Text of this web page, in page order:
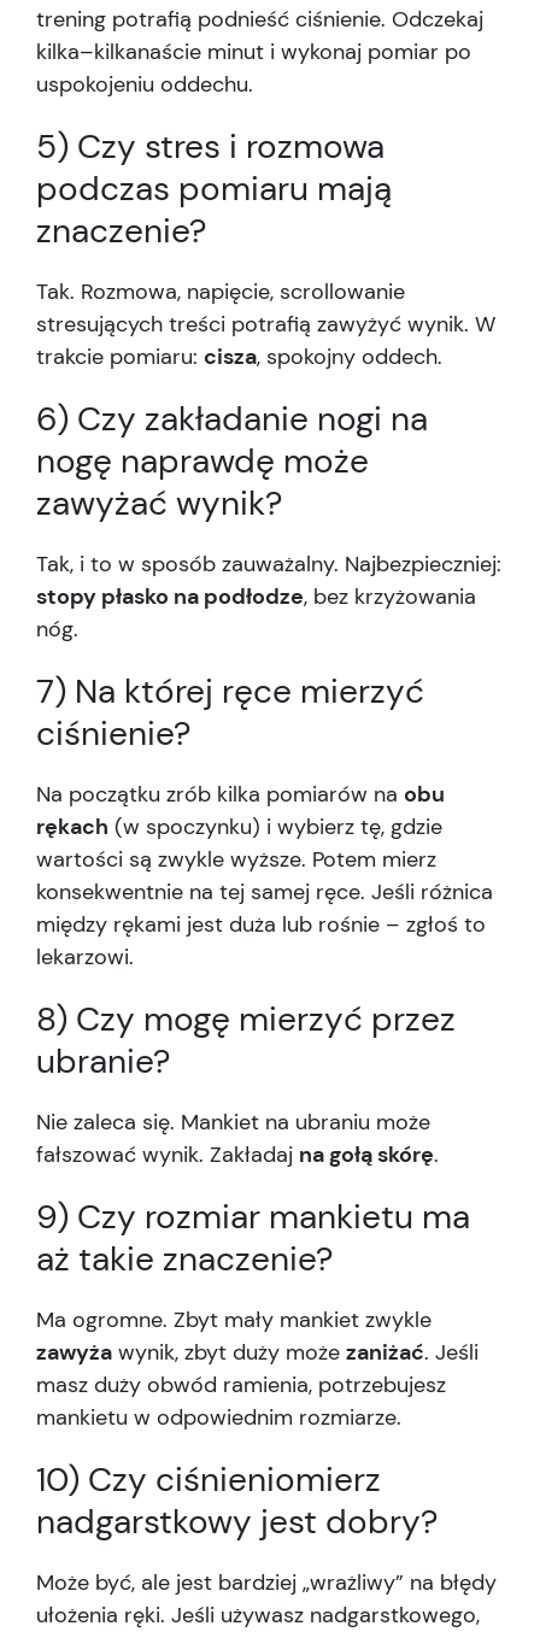
trening potrafią podnieść ciśnienie. Odczekaj
kilka–kilkanaście minut i wykonaj pomiar po
uspokojeniu oddechu.
5) Czy stres i rozmowa
podczas pomiaru mają
znaczenie?
Tak. Rozmowa, napięcie, scrollowanie
stresujących treści potrafią zawyżyć wynik. W
trakcie pomiaru: cisza, spokojny oddech.
6) Czy zakładanie nogi na
nogę naprawdę może
zawyżać wynik?
Tak, i to w sposób zauważalny. Najbezpieczniej:
stopy płasko na podłodze, bez krzyżowania
nóg.
7) Na której ręce mierzyć
ciśnienie?
Na początku zrób kilka pomiarów na obu
rękach (w spoczynku) i wybierz tę, gdzie
wartości są zwykle wyższe. Potem mierz
konsekwentnie na tej samej ręce. Jeśli różnica
między rękami jest duża lub rośnie – zgłoś to
lekarzowi.
8) Czy mogę mierzyć przez
ubranie?
Nie zaleca się. Mankiet na ubraniu może
fałszować wynik. Zakładaj na gołą skórę.
9) Czy rozmiar mankietu ma
aż takie znaczenie?
Ma ogromne. Zbyt mały mankiet zwykle
zawyża wynik, zbyt duży może zaniżać. Jeśli
masz duży obwód ramienia, potrzebujesz
mankietu w odpowiednim rozmiarze.
10) Czy ciśnieniomierz
nadgarstkowy jest dobry?
Może być, ale jest bardziej „wrażliwy” na błędy
ułożenia ręki. Jeśli używasz nadgarstkowego,